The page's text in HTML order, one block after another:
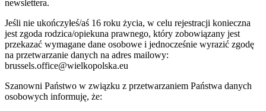
newslettera.
Jeśli nie ukończyłeś/aś 16 roku życia, w celu rejestracji konieczna
jest zgoda rodzica/opiekuna prawnego, który zobowiązany jest
przekazać wymagane dane osobowe i jednocześnie wyrazić zgodę
na przetwarzanie danych na adres mailowy:
brussels.office@wielkopolska.eu
Szanowni Państwo w związku z przetwarzaniem Państwa danych
osobowych informuję, że: